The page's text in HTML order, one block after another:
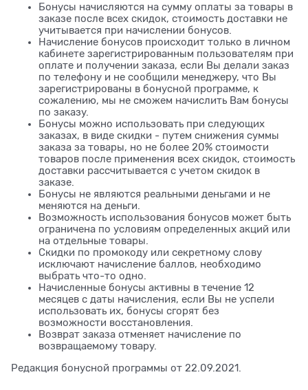
Бонусы начисляются на сумму оплаты за товары в
заказе после всех скидок, стоимость доставки не
учитывается при начислении бонусов.
Начисление бонусов происходит только в личном
кабинете зарегистрированным пользователям при
оплате и получении заказа, если Вы делали заказ
по телефону и не сообщили менеджеру, что Вы
зарегистрированы в бонусной программе, к
сожалению, мы не сможем начислить Вам бонусы
по заказу.
Бонусы можно использовать при следующих
заказах, в виде скидки - путем снижения суммы
заказа за товары, но не более 20% стоимости
товаров после применения всех скидок, стоимость
доставки рассчитывается с учетом скидок в
заказе.
Бонусы не являются реальными деньгами и не
меняются на деньги.
Возможность использования бонусов может быть
ограничена по условиям определенных акций или
на отдельные товары.
Скидки по промокоду или секретному слову
исключают начисление баллов, необходимо
выбрать что-то одно.
Начисленные бонусы активны в течение 12
месяцев с даты начисления, если Вы не успели
использовать их, бонусы сгорят без
возможности восстановления.
Возврат заказа отменяет начисление по
возвращаемому товару.
Редакция бонусной программы от 22.09.2021.